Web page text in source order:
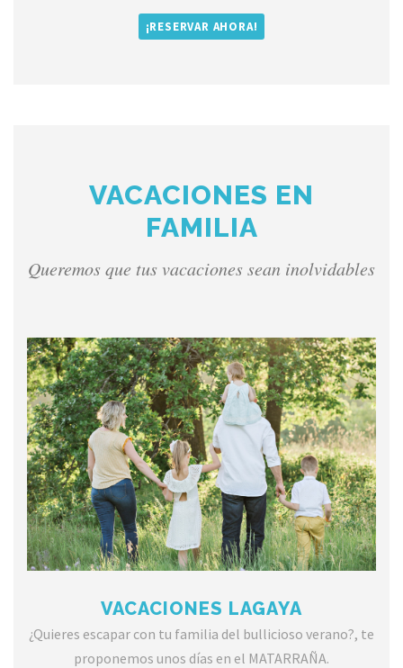
¡RESERVAR AHORA!
VACACIONES EN
FAMILIA
Queremos que tus vacaciones sean inolvidables
VACACIONES LAGAYA
¿Quieres escapar con tu familia del bullicioso verano?, te
proponemos unos días en el MATARRAÑA.